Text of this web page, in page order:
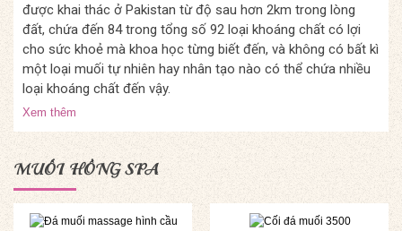
được khai thác ở Pakistan từ độ sau hơn 2km trong lòng
đất, chứa đến 84 trong tổng số 92 loại khoáng chất có lợi
cho sức khoẻ mà khoa học từng biết đến, và không có bất kì
một loại muối tự nhiên hay nhân tạo nào có thể chứa nhiều
loại khoáng chất đến vậy.
Xem thêm
MUỐI HỒNG SPA